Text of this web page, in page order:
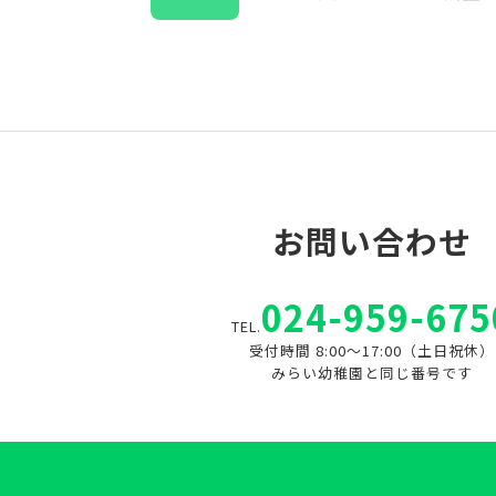
お問い合わせ
TEL.024-959-
受付時間 8:00～17:00（土日祝休）
みらい幼稚園と同じ番号です